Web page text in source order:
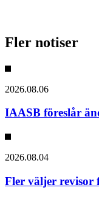
Fler notiser
2026.08.06
IAASB föreslår
2026.08.04
Fler väljer revisor